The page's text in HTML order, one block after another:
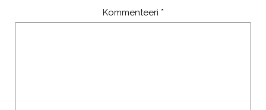
Kommenteeri *